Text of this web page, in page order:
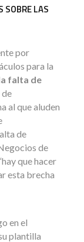
SOBRE LAS
por
para la
falta de
de
al que aluden
de
de
que hacer
esta brecha
en el
plantilla